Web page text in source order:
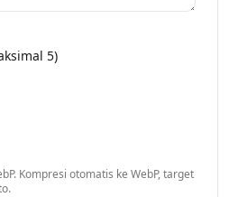
5)
Kompresi otomatis ke WebP, target